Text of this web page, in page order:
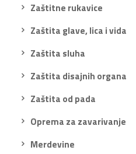
Zaštitne rukavice
Zaštita glave, lica i vida
Zaštita sluha
Zaštita disajnih organa
Zaštita od pada
Oprema za zavarivanje
Merdevine